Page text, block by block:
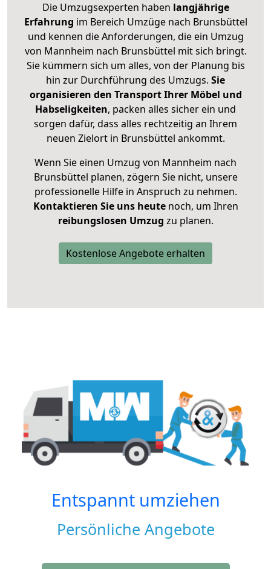
Die Umzugsexperten haben langjährige
Erfahrung im Bereich Umzüge nach Brunsbüttel
und kennen die Anforderungen, die ein Umzug
von Mannheim nach Brunsbüttel mit sich bringt.
Sie kümmern sich um alles, von der Planung bis
hin zur Durchführung des Umzugs. Sie
organisieren den Transport Ihrer Möbel und
Habseligkeiten, packen alles sicher ein und
sorgen dafür, dass alles rechtzeitig an Ihrem
neuen Zielort in Brunsbüttel ankommt.
Wenn Sie einen Umzug von Mannheim nach
Brunsbüttel planen, zögern Sie nicht, unsere
professionelle Hilfe in Anspruch zu nehmen.
Kontaktieren Sie uns heutenoch, um Ihren
reibungslosen Umzug zu planen.
Kostenlose Angebote erhalten
Entspannt umziehen
Persönliche Angebote